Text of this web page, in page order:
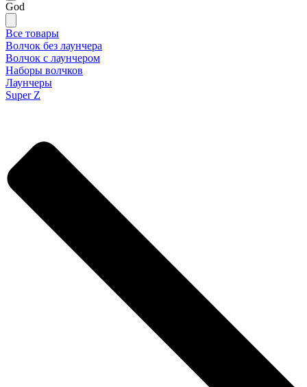
God
Все товары
Волчок без лаунчера
Волчок с лаунчером
Наборы волчков
Лаунчеры
Super Z